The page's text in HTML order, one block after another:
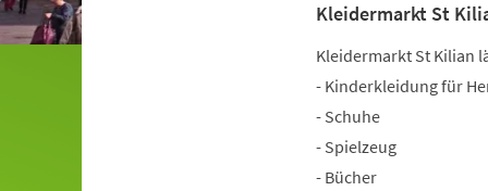
Kleidermarkt St
Kleidermarkt St Kilian
- Kinderkleidung für
- Schuhe
- Spielzeug
- Bücher